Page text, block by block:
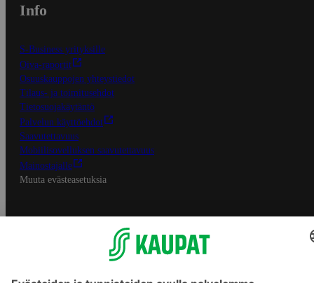
Info
S-Business yrityksille
Oiva-raportit
Osuuskauppojen yhteystiedot
Tilaus- ja toimitusehdot
Tietosuojakäytäntö
Palvelun käyttöehdot
Saavutettavuus
Mobiilisovelluksen saavutettavuus
Mainostajalle
Muuta evästeasetuksia
S-ryhmän palvelut